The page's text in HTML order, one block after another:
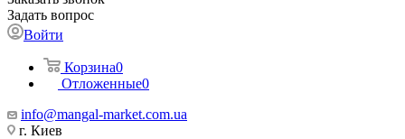
Задать вопрос
Войти
Корзина0
Отложенные0
info@mangal-market.com.ua
г. Киев